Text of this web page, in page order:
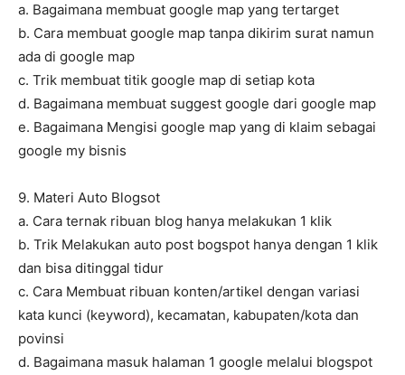
a. Bagaimana membuat google map yang tertarget
b. Cara membuat google map tanpa dikirim surat namun
ada di google map
c. Trik membuat titik google map di setiap kota
d. Bagaimana membuat suggest google dari google map
e. Bagaimana Mengisi google map yang di klaim sebagai
google my bisnis
9. Materi Auto Blogsot
a. Cara ternak ribuan blog hanya melakukan 1 klik
b. Trik Melakukan auto post bogspot hanya dengan 1 klik
dan bisa ditinggal tidur
c. Cara Membuat ribuan konten/artikel dengan variasi
kata kunci (keyword), kecamatan, kabupaten/kota dan
povinsi
d. Bagaimana masuk halaman 1 google melalui blogspot